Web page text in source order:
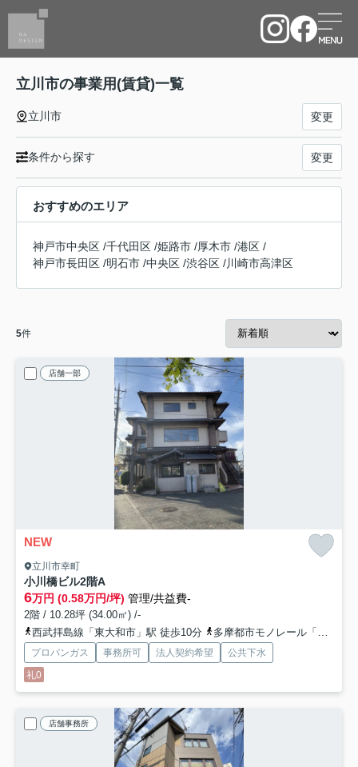
立川市の事業用(賃貸)一覧
立川市 変更
条件から探す 変更
おすすめのエリア
神戸市中央区 /千代田区 /姫路市 /厚木市 /港区 /
神戸市長田区 /明石市 /中央区 /渋谷区 /川崎市高津区
5件
店舗一部
NEW
立川市幸町
小川橋ビル2階A
6万円 (0.58万円/坪) 管理/共益費-
2階 / 10.28坪 (34.00㎡) /-
西武拝島線「東大和市」駅 徒歩10分
多摩都市モノレール「砂川七番」駅 徒歩20分
プロパンガス 事務所可 法人契約希望
公共下水
礼0
店舗事務所